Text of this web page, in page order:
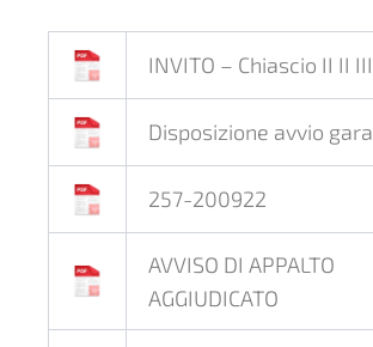
INVITO – Chiascio II II III
Disposizione avvio gara
257-200922
AVVISO DI APPALTO
AGGIUDICATO